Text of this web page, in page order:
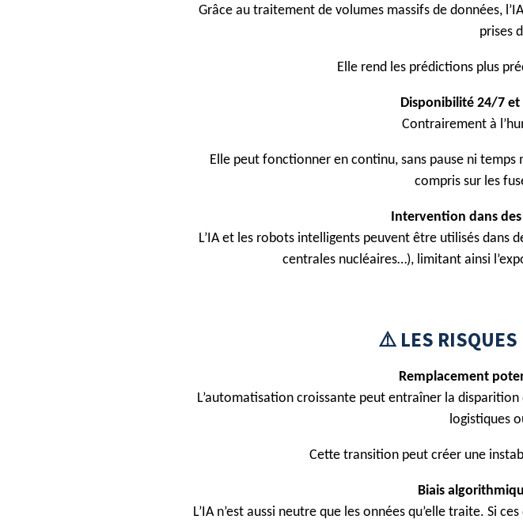
Grâce au traitement de volumes massifs de données,
prises
Elle rend les prédictions plus
Disponibilité 24/7
Contrairement à
Elle peut fonctionner en continu, sans pause ni
compris sur les
Intervention dans
L’IA et les robots intelligents peuvent être utilisés dans
centrales nucléaires…), limitant ainsi
⚠️ LES RISQUES
Remplacement
L’automatisation croissante peut entraîner la
logistiques
Cette transition peut créer une
Biais
L’IA n’est aussi neutre que les onnées qu’elle traite. Si